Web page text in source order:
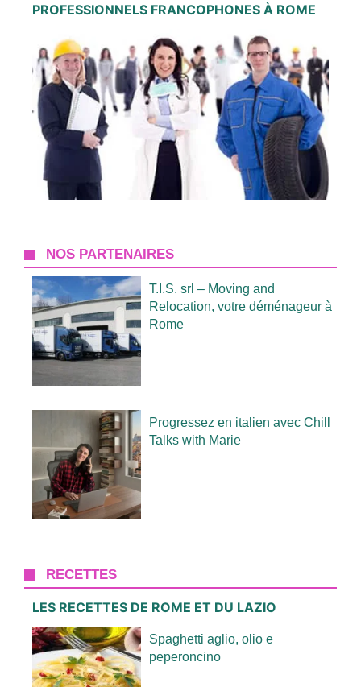
PROFESSIONNELS FRANCOPHONES À ROME
NOS PARTENAIRES
T.I.S. srl – Moving and
Relocation, votre déménageur à
Rome
Progressez en italien avec Chill
Talks with Marie
RECETTES
LES RECETTES DE ROME ET DU LAZIO
Spaghetti aglio, olio e
peperoncino